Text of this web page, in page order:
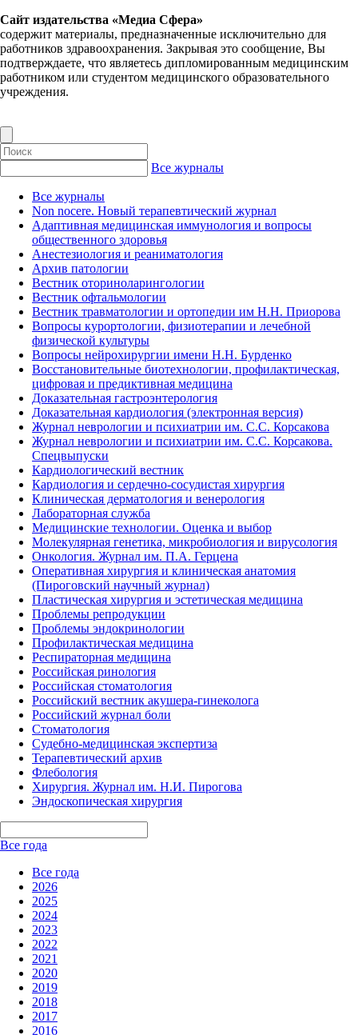
Сайт издательства «Медиа Сфера»
содержит материалы, предназначенные исключительно для
работников здравоохранения. Закрывая это сообщение, Вы
подтверждаете, что являетесь дипломированным медицинским
работником или студентом медицинского образовательного
учреждения.
Все журналы
Все журналы
Non nocere. Новый терапевтический журнал
Адаптивная медицинская иммунология и вопросы
общественного здоровья
Анестезиология и реаниматология
Архив патологии
Вестник оториноларингологии
Вестник офтальмологии
Вестник травматологии и ортопедии им Н.Н. Приорова
Вопросы курортологии, физиотерапии и лечебной
физической культуры
Вопросы нейрохирургии имени Н.Н. Бурденко
Восстановительные биотехнологии, профилактическая,
цифровая и предиктивная медицина
Доказательная гастроэнтерология
Доказательная кардиология (электронная версия)
Журнал неврологии и психиатрии им. С.С. Корсакова
Журнал неврологии и психиатрии им. С.С. Корсакова.
Спецвыпуски
Кардиологический вестник
Кардиология и сердечно-сосудистая хирургия
Клиническая дерматология и венерология
Лабораторная служба
Медицинские технологии. Оценка и выбор
Молекулярная генетика, микробиология и вирусология
Онкология. Журнал им. П.А. Герцена
Оперативная хирургия и клиническая анатомия
(Пироговский научный журнал)
Пластическая хирургия и эстетическая медицина
Проблемы репродукции
Проблемы эндокринологии
Профилактическая медицина
Респираторная медицина
Российская ринология
Российская стоматология
Российский вестник акушера-гинеколога
Российский журнал боли
Стоматология
Судебно-медицинская экспертиза
Терапевтический архив
Флебология
Хирургия. Журнал им. Н.И. Пирогова
Эндоскопическая хирургия
Все года
Все года
2026
2025
2024
2023
2022
2021
2020
2019
2018
2017
2016